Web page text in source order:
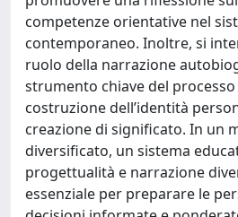
competenze orientative nel
contemporaneo. Inoltre, si
ruolo della narrazione
strumento chiave del
costruzione dell’identità
creazione di significato. In un
diversificato, un sistema
progettualità e narrazione
essenziale per preparare le